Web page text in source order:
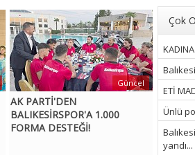
Çok
ETİ
Ünlü
yandı...
AK PARTİ'DEN
BALIKESİRSPOR'A 1.000
FORMA DESTEĞİ!
Güncel